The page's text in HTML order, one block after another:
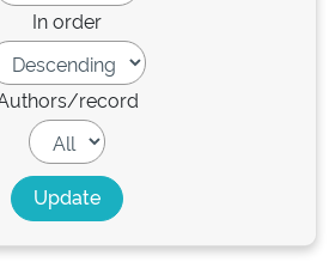
In order
record